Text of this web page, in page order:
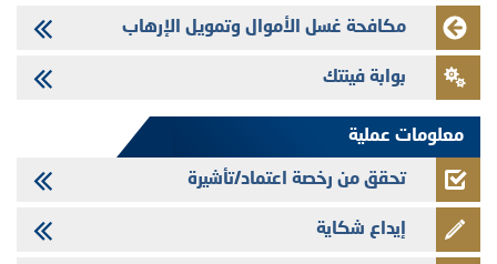
Med Paper - تجاوز حد المساهمة 5%
24/07/2026
Saham Leasing - التحيين السنوي لملف المعلومات المتعلق ببرنامج إصدار
مكافحة غسل الأموال وتمويل الإرهاب
بوابة فينتك
معلومات عملية
تحقق من رخصة اعتماد/تأشيرة
إيداع شكاية